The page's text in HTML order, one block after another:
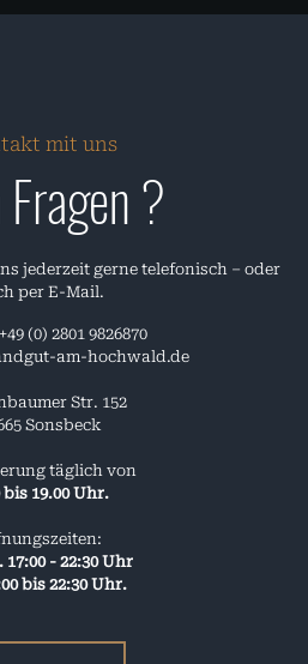
mit uns
?
jederzeit gerne telefonisch – oder
per E-Mail.
(0) 2801 9826870
am-hochwald.de
Str. 152
Sonsbeck
täglich von
bis 19.00 Uhr.
17:00 - 22:30 Uhr
bis 22:30 Uhr.